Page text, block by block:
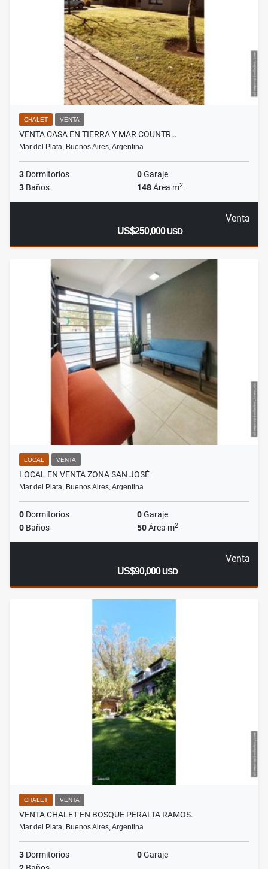
CHALET VENTA
VENTA CASA EN TIERRA Y MAR COUNTR…
Mar del Plata, Buenos Aires, Argentina
3 Dormitorios 0Garaje
3 Baños 148Área m2
Venta
US$250,000USD
LOCAL VENTA
LOCAL EN VENTA ZONA SAN JOSÉ
Mar del Plata, Buenos Aires, Argentina
0 Dormitorios 0Garaje
0 Baños 50Área m2
Venta
US$90,000USD
CHALET VENTA
VENTA CHALET EN BOSQUE PERALTA RAMOS.
Mar del Plata, Buenos Aires, Argentina
3 Dormitorios 0Garaje